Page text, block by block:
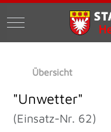
Mobile Menu Toggle
Übersicht
"Unwetter"
(Einsatz-Nr. 62)